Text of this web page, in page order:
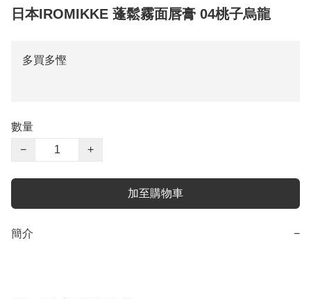
日本IROMIKKE 蓬鬆霧面唇膏 04桃子烏龍
多買多慳
數量
−
+
加至購物車
簡介 −